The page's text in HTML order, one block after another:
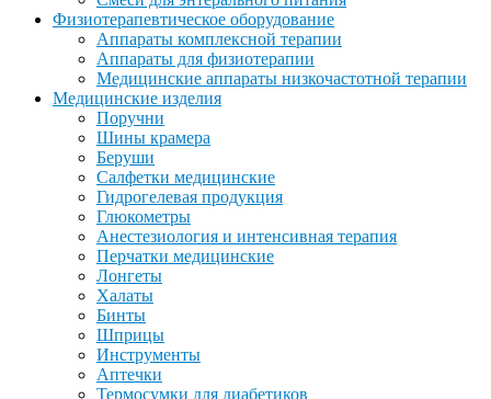
Физиотерапевтическое оборудование
Аппараты комплексной терапии
Аппараты для физиотерапии
Медицинские аппараты низкочастотной терапии
Медицинские изделия
Поручни
Шины крамера
Беруши
Салфетки медицинские
Гидрогелевая продукция
Глюкометры
Анестезиология и интенсивная терапия
Перчатки медицинские
Лонгеты
Халаты
Бинты
Шприцы
Инструменты
Аптечки
Термосумки для диабетиков